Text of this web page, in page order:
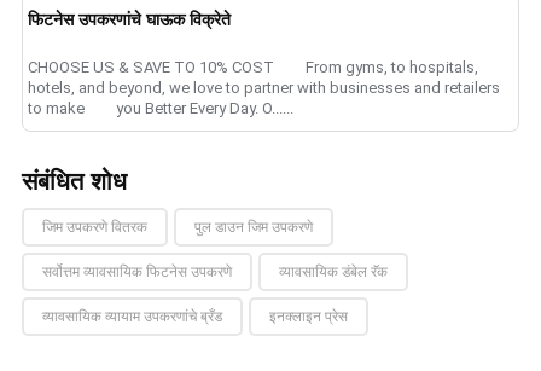
फिटनेस उपकरणांचे घाऊक विक्रेते
CHOOSE US & SAVE TO 10% COST From gyms, to hospitals,
hotels, and beyond, we love to partner with businesses and retailers
to make you Better Every Day. O......
संबंधित शोध
जिम उपकरणे वितरक पुल डाउन जिम उपकरणे
सर्वोत्तम व्यावसायिक फिटनेस उपकरणे व्यावसायिक डंबेल रॅक
व्यावसायिक व्यायाम उपकरणांचे ब्रँड इनक्लाइन प्रेस